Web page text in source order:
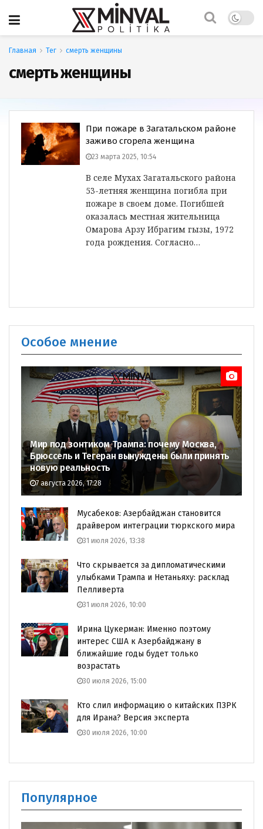
Главная Тег смерть женщины
смерть женщины
При пожаре в Загатальском районе
заживо сгорела женщина
23 марта 2025, 10:54
В селе Мухах Загатальского района
53-летняя женщина погибла при
пожаре в своем доме. Погибшей
оказалась местная жительница
Омарова Арзу Ибрагим гызы, 1972
года рождения. Согласно…
Особое мнение
Мир под зонтиком Трампа: почему Москва,
Брюссель и Тегеран вынуждены были принять
новую реальность
7 августа 2026, 17:28
Мусабеков: Азербайджан становится
драйвером интеграции тюркского мира
31 июля 2026, 13:38
Что скрывается за дипломатическими
улыбками Трампа и Нетаньяху: расклад
Пелливерта
31 июля 2026, 10:00
Ирина Цукерман: Именно поэтому
интерес США к Азербайджану в
ближайшие годы будет только
возрастать
30 июля 2026, 15:00
Кто слил информацию о китайских ПЗРК
для Ирана? Версия эксперта
30 июля 2026, 10:00
Популярное